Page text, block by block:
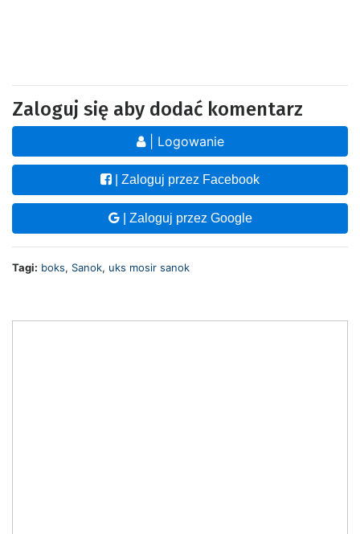
Zaloguj się aby dodać komentarz
| Logowanie
| Zaloguj przez Facebook
| Zaloguj przez Google
Tagi: boks, Sanok, uks mosir sanok